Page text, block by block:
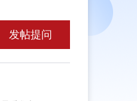
发帖提问